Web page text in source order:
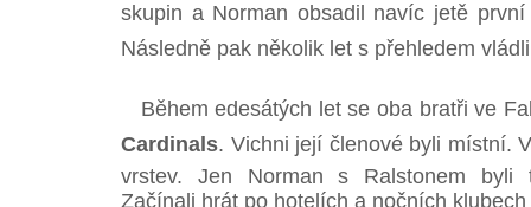
skupin a Norman obsadil navíc jetě
Následně pak několik let s přehledem vládli
Během edesátých let se oba bratři ve
Cardinals. Vichni její členové byli místní.
vrstev. Jen Norman s Ralstonem byli
Začínali hrát po hotelích a nočních